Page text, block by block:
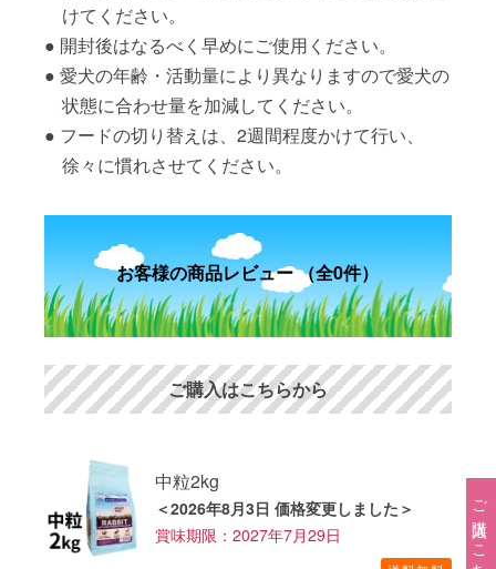
けてください。
開封後はなるべく早めにご使用ください。
愛犬の年齢・活動量により異なりますので愛犬の
状態に合わせ量を加減してください。
フードの切り替えは、2週間程度かけて行い、
徐々に慣れさせてください。
お客様の商品レビュー （全0件）
ご購入はこちらから
中粒2kg
＜2026年8月3日 価格変更しました＞
賞味期限：2027年7月29日